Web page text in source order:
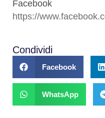
https://
Condividi
Facebook
WhatsApp